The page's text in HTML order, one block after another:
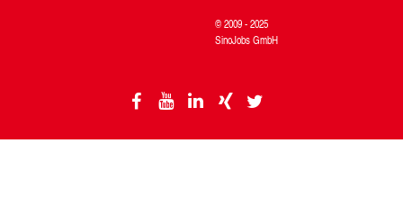
© 2009 - 2025
SinoJobs GmbH